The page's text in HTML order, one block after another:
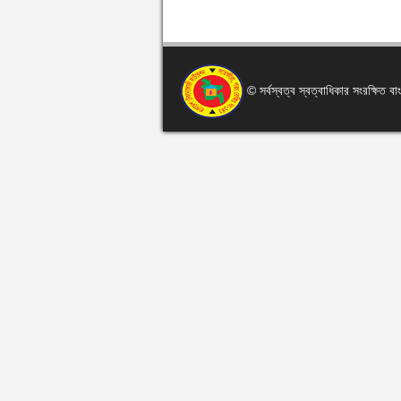
© সর্বস্বত্ব স্বত্বাধিকার সংরক্ষিত